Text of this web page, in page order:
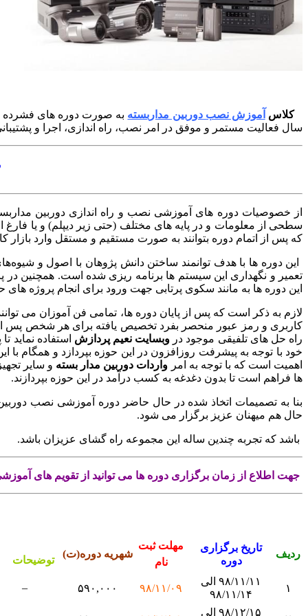
کلاس آموزش نصب دوربین مداربسته به صورت دوره های فشرده
سال فعالیت مستمر و موفق در امر نصب، راه اندازی، اجرا و
از خصوصیات دوره های آموزشی نصب و راه اندازی دوربین
سطحی از معلومات و در پایه های مختلف (حتی زیر دیپلم) و یا فارغ
که پس از اتمام دوره بتوانند به صورت مستقیم و مستقل وارد
این دوره ها با هدف توانمند ساختن دانش پژوهان با اصول و
تعمیر و نگهداری این سیستم ها برنامه ریزی شده است. همچنین در
این دوره ها به مانند سکوی پرتابی جهت ورود برای انجام پروژه
لازم به ذکر است که پس از پایان دوره ها، تمامی فن آموزان می
کاربری و رمز عبور منحصر بفرد تخصیص یافته برای هر شخص پس از
راه حل های تلفیقی موجود در وبسایت نعیم پردازش استفاده
خود با توجه به پیشرفت روزافزون در این حوزه بپردازد و همگام با
اهمیت است که با توجه به امر واردات دوربین مدار بسته و سایر
ها فراهم است تا بدون دغدغه به کسب درآمد در این حوزه بپردازند.
بنا به تصمیمات اتخاذ شده در حال حاضر دوره آموزشی نصب
حال هم میهنان عزیز برگزار می شود.
باشد که تجربه چندین ساله این مجموعه راه گشای عزیزان باشد.
جهت اطلاع از زمان برگزاری دوره ها می توانید از تقویم های
ردیف
تاریخ برگزاری
دوره
مهلت ثبت
نام
شهریه دوره(ت)
توضیحات
۱
۹۸/۱۱/۱۱ الی
۹۸/۱۱/۱۴
۹۸/۱۱/۰۹ ۵۹۰,۰۰۰ –
۹۸/۱۲/۱۵ الی